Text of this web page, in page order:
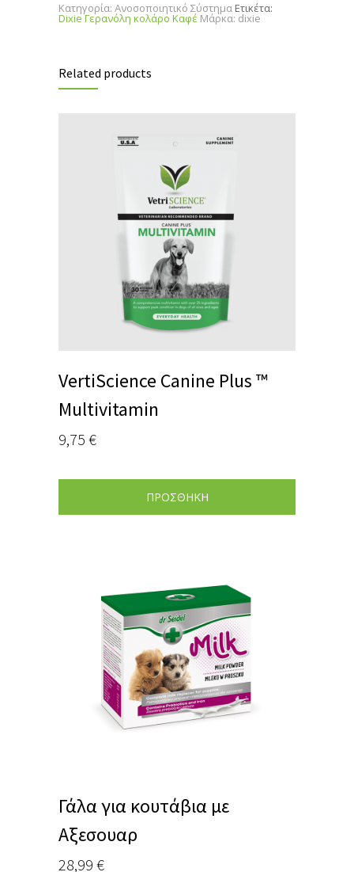
Κατηγορία: Ανοσοποιητικό Σύστημα Ετικέτα:
Dixie Γερανόλη κολάρο Καφέ Μάρκα: dixie
Related products
VertiScience Canine Plus ™
Multivitamin
9,75 €
ΠΡΟΣΘΗΚΗ
Γάλα για κουτάβια με
Αξεσουαρ
28,99 €